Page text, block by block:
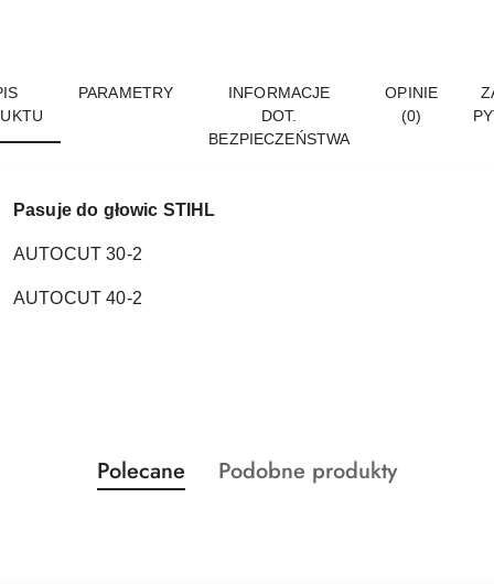
PARAMETRY
INFORMACJE
DOT.
BEZPIECZEŃSTWA
OPINIE
(0)
Pasuje do głowic STIHL
AUTOCUT 30-2
AUTOCUT 40-2
Pomiń karuzelę produktów
Produkty
o
Polecane
Produkty
Podobne produkty